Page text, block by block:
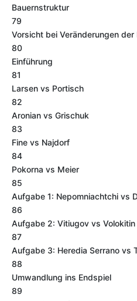
Bauernstruktur
79
Vorsicht bei Veränderungen
80
Einführung
81
Larsen vs Portisch
82
Aronian vs Grischuk
83
Fine vs Najdorf
84
Pokorna vs Meier
85
Aufgabe 1: Nepomniachtchi vs
86
Aufgabe 2: Vitiugov vs Volokitin
87
Aufgabe 3: Heredia Serrano vs
88
Umwandlung ins Endspiel
89